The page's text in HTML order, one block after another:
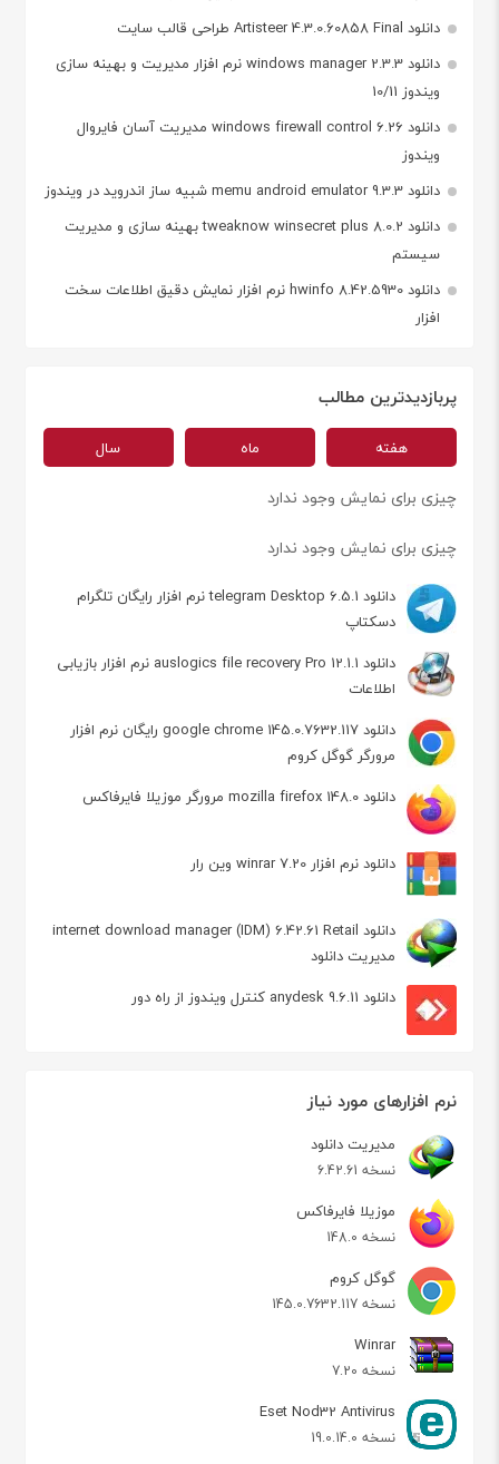
دانلود Artisteer 4.3.0.60858 Final طراحی قالب سایت
دانلود windows manager 2.3.3 نرم افزار مدیریت و بهینه سازی
ویندوز 10/11
دانلود windows firewall control 6.26 مدیریت آسان فایروال
ویندوز
دانلود memu android emulator 9.3.3 شبیه ساز اندروید در ویندوز
دانلود tweaknow winsecret plus 8.0.2 بهینه سازی و مدیریت
سیستم
دانلود hwinfo 8.42.5930 نرم افزار نمایش دقیق اطلاعات سخت
افزار
پربازدیدترین مطالب
هفته ماه سال
چیزی برای نمایش وجود ندارد
چیزی برای نمایش وجود ندارد
دانلود telegram Desktop 6.5.1 نرم افزار رایگان تلگرام
دسکتاپ
دانلود auslogics file recovery Pro 12.1.1 نرم افزار بازیابی
اطلاعات
دانلود google chrome 145.0.7632.117 رایگان نرم افزار
مرورگر گوگل کروم
دانلود mozilla firefox 148.0 مرورگر موزیلا فایرفاکس
دانلود نرم افزار winrar 7.20 وین رار
دانلود internet download manager (IDM) 6.42.61 Retail
مدیریت دانلود
دانلود anydesk 9.6.11 کنترل ویندوز از راه دور
نرم افزارهای مورد نیاز
مدیریت دانلود
نسخه 6.42.61
موزیلا فایرفاکس
نسخه 148.0
گوگل کروم
نسخه 145.0.7632.117
Winrar
نسخه 7.20
Eset Nod32 Antivirus
نسخه 19.0.14.0